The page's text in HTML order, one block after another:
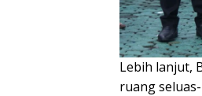
Lebih lanjut,
ruang